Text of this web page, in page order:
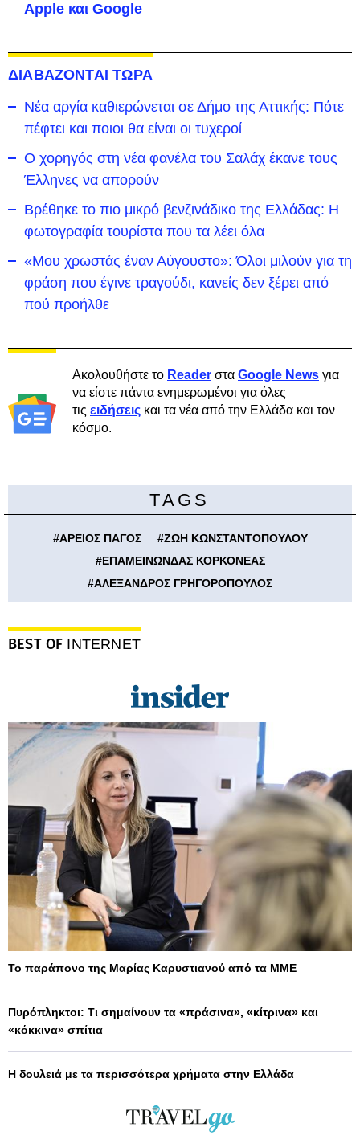
Apple και Google
ΔΙΑΒΑΖΟΝΤΑΙ ΤΩΡΑ
Νέα αργία καθιερώνεται σε Δήμο της Αττικής: Πότε
πέφτει και ποιοι θα είναι οι τυχεροί
Ο χορηγός στη νέα φανέλα του Σαλάχ έκανε τους
Έλληνες να απορούν
Βρέθηκε το πιο μικρό βενζινάδικο της Ελλάδας: Η
φωτογραφία τουρίστα που τα λέει όλα
«Μου χρωστάς έναν Αύγουστο»: Όλοι μιλούν για τη
φράση που έγινε τραγούδι, κανείς δεν ξέρει από
πού προήλθε
Ακολουθήστε το Reader στα Google News για
να είστε πάντα ενημερωμένοι για όλες
τις ειδήσεις και τα νέα από την Ελλάδα και τον
κόσμο.
TAGS
#ΑΡΕΙΟΣ ΠΑΓΟΣ #ΖΩΗ ΚΩΝΣΤΑΝΤΟΠΟΥΛΟΥ
#ΕΠΑΜΕΙΝΩΝΔΑΣ ΚΟΡΚΟΝΕΑΣ
#ΑΛΕΞΑΝΔΡΟΣ ΓΡΗΓΟΡΟΠΟΥΛΟΣ
BEST OF INTERNET
Το παράπονο της Μαρίας Καρυστιανού από τα ΜΜΕ
Πυρόπληκτοι: Τι σημαίνουν τα «πράσινα», «κίτρινα» και
«κόκκινα» σπίτια
Η δουλειά με τα περισσότερα χρήματα στην Ελλάδα